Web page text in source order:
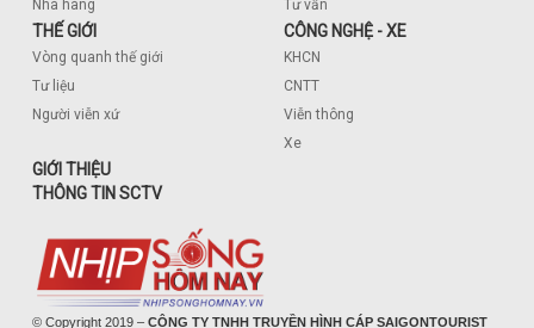
Nhà hàng
Tư vấn
THẾ GIỚI
Vòng quanh thế giới
Tư liệu
Người viễn xứ
CÔNG NGHỆ - XE
KHCN
CNTT
Viễn thông
Xe
GIỚI THIỆU
THÔNG TIN SCTV
© Copyright 2019 – CÔNG TY TNHH TRUYỀN HÌNH CÁP SAIGONTOURIST